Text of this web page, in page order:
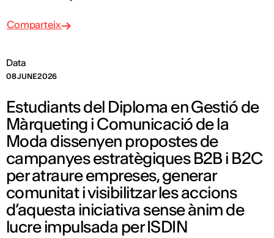
Data
08 JUNE 2026
Comparteix
Estudiants del Diploma en Gestió de
Màrqueting i Comunicació de la
Moda dissenyen propostes de
campanyes estratègiques B2B i B2C
per atraure empreses, generar
comunitat i visibilitzar les accions
d’aquesta iniciativa sense ànim de
lucre impulsada per ISDIN